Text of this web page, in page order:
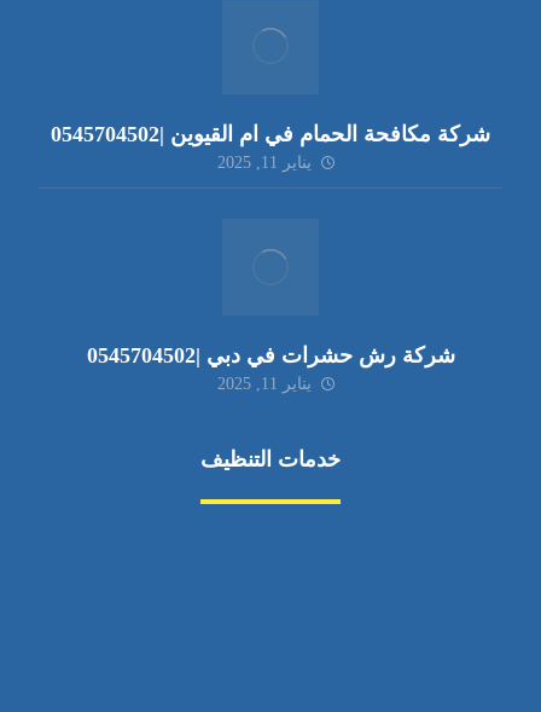
شركة مكافحة الحمام في ام القيوين |0545704502
يناير 11, 2025
شركة رش حشرات في دبي |0545704502
يناير 11, 2025
خدمات التنظيف